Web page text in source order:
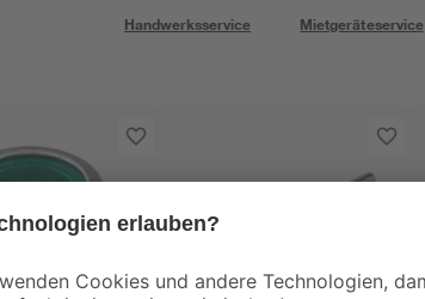
Handwerksservice Mietgeräteservice